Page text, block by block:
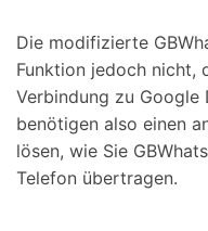
Die modifizierte
Funktion jedoch nicht,
Verbindung zu Google
benötigen also einen
lösen, wie Sie
Telefon übertragen.